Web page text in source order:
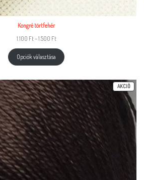
Kongré törtfehér
1.100 Ft–1.500 Ft
Opciók választása
AKCIÓ